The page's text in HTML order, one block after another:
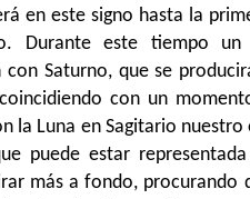
en este signo hasta la
Durante este tiempo
con Saturno, que se
con un
la Luna en Sagitario
puede estar
más a fondo,